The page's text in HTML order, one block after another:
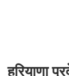
हरियाणा